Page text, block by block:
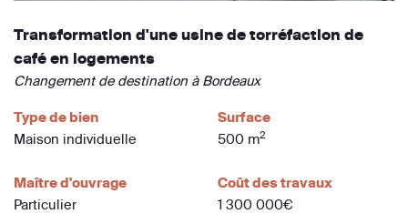
Transformation d'une usine de torréfaction de
café en logements
Changement de destination à Bordeaux
Type de bien
Maison individuelle
Surface
500 m2
Maître d'ouvrage
Particulier
Coût des travaux
1 300 000€